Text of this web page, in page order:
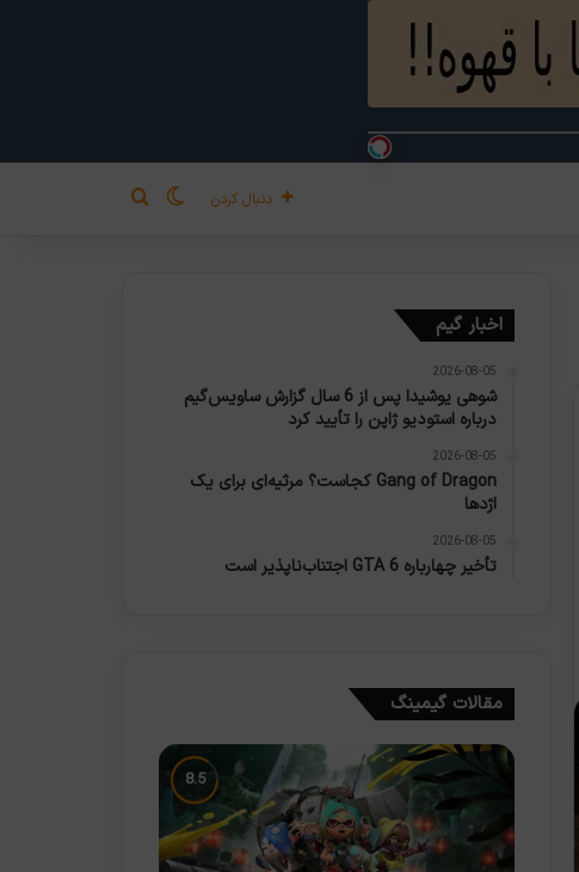
دنبال کردن تغییر پوسته
جستجو برای
اخبار گیم
2026-08-05
شوهی یوشیدا پس از 6 سال گزارش ساویس‌گیم
درباره استودیو ژاپن را تأیید کرد
2026-08-05
Gang of Dragon کجاست؟ مرثیه‌ای برای یک
اژدها
2026-08-05
تأخیر چهارباره GTA 6 اجتناب‌ناپذیر است
مقالات گیمینگ